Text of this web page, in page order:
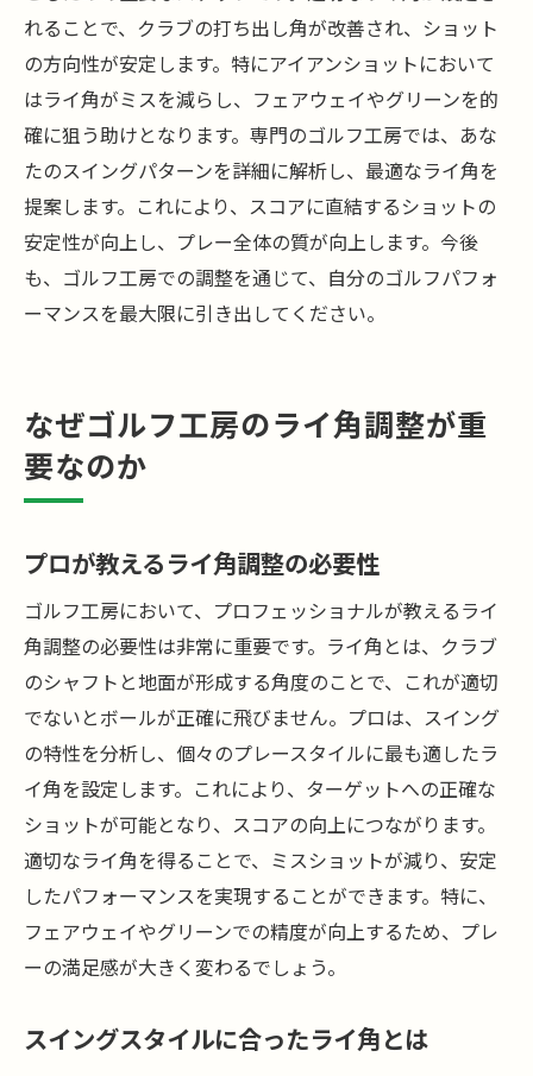
れることで、クラブの打ち出し角が改善され、ショット
の方向性が安定します。特にアイアンショットにおいて
はライ角がミスを減らし、フェアウェイやグリーンを的
確に狙う助けとなります。専門のゴルフ工房では、あな
たのスイングパターンを詳細に解析し、最適なライ角を
提案します。これにより、スコアに直結するショットの
安定性が向上し、プレー全体の質が向上します。今後
も、ゴルフ工房での調整を通じて、自分のゴルフパフォ
ーマンスを最大限に引き出してください。
なぜゴルフ工房のライ角調整が重
要なのか
プロが教えるライ角調整の必要性
ゴルフ工房において、プロフェッショナルが教えるライ
角調整の必要性は非常に重要です。ライ角とは、クラブ
のシャフトと地面が形成する角度のことで、これが適切
でないとボールが正確に飛びません。プロは、スイング
の特性を分析し、個々のプレースタイルに最も適したラ
イ角を設定します。これにより、ターゲットへの正確な
ショットが可能となり、スコアの向上につながります。
適切なライ角を得ることで、ミスショットが減り、安定
したパフォーマンスを実現することができます。特に、
フェアウェイやグリーンでの精度が向上するため、プレ
ーの満足感が大きく変わるでしょう。
スイングスタイルに合ったライ角とは